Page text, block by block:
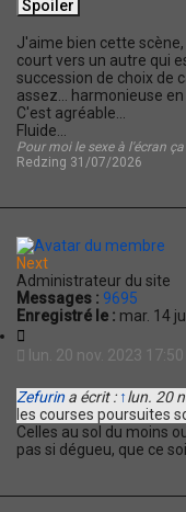
J'aime bien cette
court vers un autre qui
succession de choix de
assez... harmonieuse
C'est agréable...
Fluide...
Pour moi le sexe à l'écran
Redzing 31/07/2026
Next
Administrateur du site
Messages : 9695
Enregistré le : mar. 14
a
t
i
o
n
lun. 20 nov. 2023 17:50
Zefurin a écrit : ↑lun. 20
les courses poursuites
Celles au sol du moins
pas si dégueu, que ce